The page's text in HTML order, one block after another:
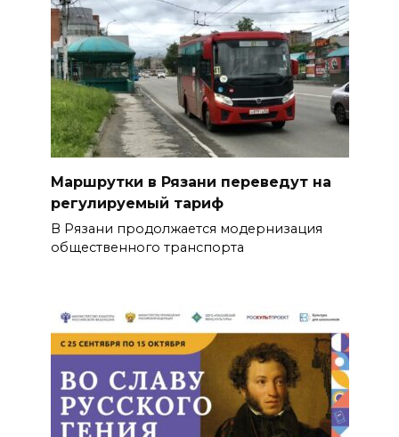
Маршрутки в Рязани переведут на
регулируемый тариф
В Рязани продолжается модернизация
общественного транспорта